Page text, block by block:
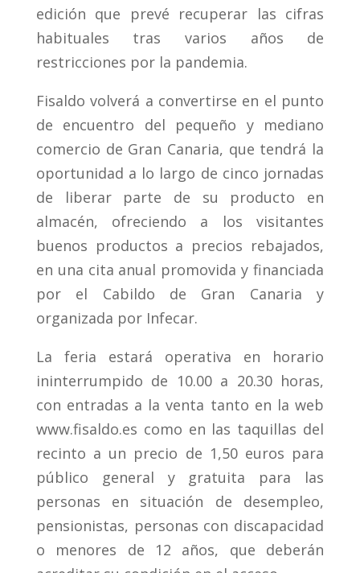
edición que prevé recuperar las cifras
habituales tras varios años de
restricciones por la pandemia.
Fisaldo volverá a convertirse en el punto
de encuentro del pequeño y mediano
comercio de Gran Canaria, que tendrá la
oportunidad a lo largo de cinco jornadas
de liberar parte de su producto en
almacén, ofreciendo a los visitantes
buenos productos a precios rebajados,
en una cita anual promovida y financiada
por el Cabildo de Gran Canaria y
organizada por Infecar.
La feria estará operativa en horario
ininterrumpido de 10.00 a 20.30 horas,
con entradas a la venta tanto en la web
www.fisaldo.es como en las taquillas del
recinto a un precio de 1,50 euros para
público general y gratuita para las
personas en situación de desempleo,
pensionistas, personas con discapacidad
o menores de 12 años, que deberán